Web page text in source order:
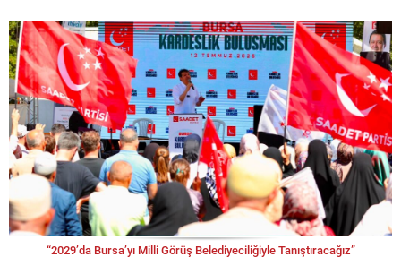
“2029’da Bursa’yı Milli Görüş Belediyeciliğiyle Tanıştıracağız”